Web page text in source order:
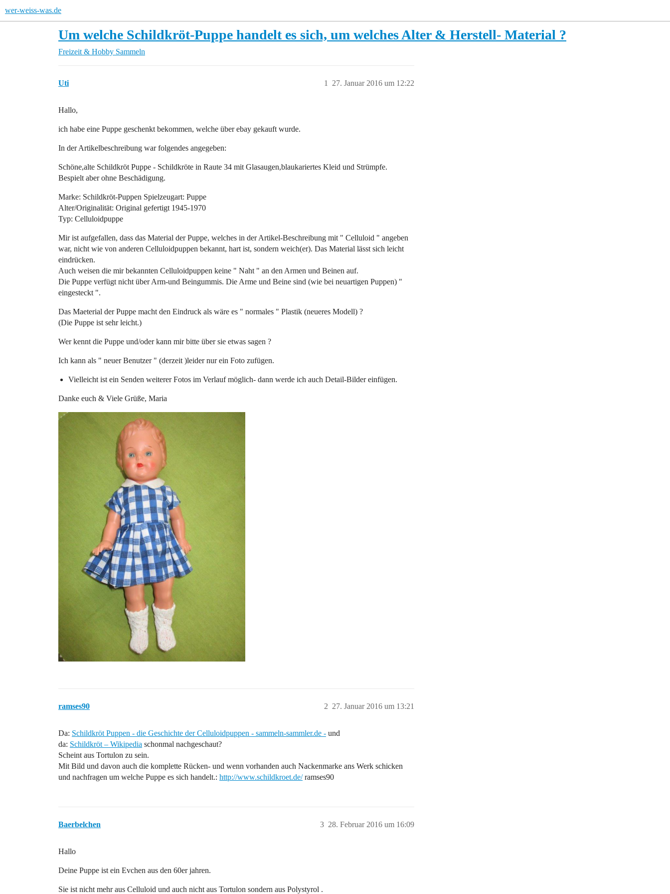
wer-weiss-was.de
Um welche Schildkröt-Puppe handelt es sich, um welches Alter & Herstell- Material ?
Freizeit & Hobby Sammeln
Uti 27. Januar 2016 um 12:22
1
Hallo,
ich habe eine Puppe geschenkt bekommen, welche über ebay gekauft wurde.
In der Artikelbeschreibung war folgendes angegeben:
Schöne,alte Schildkröt Puppe - Schildkröte in Raute 34 mit Glasaugen,blaukariertes Kleid und Strümpfe.
Bespielt aber ohne Beschädigung.
Marke: Schildkröt-Puppen Spielzeugart: Puppe
Alter/Originalität: Original gefertigt 1945-1970
Typ: Celluloidpuppe
Mir ist aufgefallen, dass das Material der Puppe, welches in der Artikel-Beschreibung mit " Celluloid " angeben
war, nicht wie von anderen Celluloidpuppen bekannt, hart ist, sondern weich(er). Das Material lässt sich leicht
eindrücken.
Auch weisen die mir bekannten Celluloidpuppen keine " Naht " an den Armen und Beinen auf.
Die Puppe verfügt nicht über Arm-und Beingummis. Die Arme und Beine sind (wie bei neuartigen Puppen) "
eingesteckt ".
Das Maeterial der Puppe macht den Eindruck als wäre es " normales " Plastik (neueres Modell) ?
(Die Puppe ist sehr leicht.)
Wer kennt die Puppe und/oder kann mir bitte über sie etwas sagen ?
Ich kann als " neuer Benutzer " (derzeit )leider nur ein Foto zufügen.
Vielleicht ist ein Senden weiterer Fotos im Verlauf möglich- dann werde ich auch Detail-Bilder einfügen.
Danke euch & Viele Grüße, Maria
ramses90 27. Januar 2016 um 13:21
2
Da: Schildkröt Puppen - die Geschichte der Celluloidpuppen - sammeln-sammler.de - und
da: Schildkröt – Wikipedia schonmal nachgeschaut?
Scheint aus Tortulon zu sein.
Mit Bild und davon auch die komplette Rücken- und wenn vorhanden auch Nackenmarke ans Werk schicken
und nachfragen um welche Puppe es sich handelt.: http://www.schildkroet.de/ramses90
Baerbelchen 28. Februar 2016 um 16:09
3
Hallo
Deine Puppe ist ein Evchen aus den 60er jahren.
Sie ist nicht mehr aus Celluloid und auch nicht aus Tortulon sondern aus Polystyrol .